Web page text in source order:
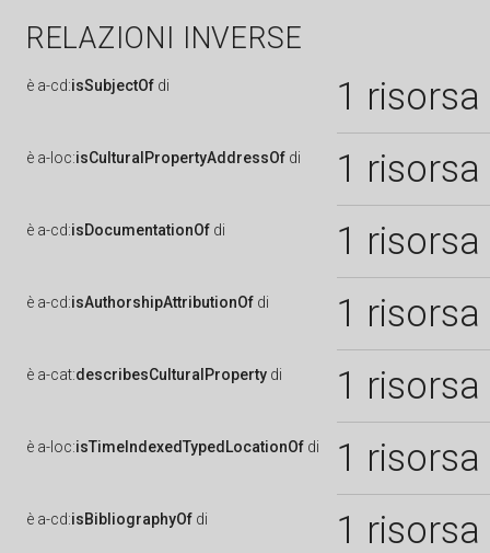
RELAZIONI INVERSE
è a-cd:isSubjectOf di 1 risorsa
è a-loc:isCulturalPropertyAddressOf di 1 risorsa
è a-cd:isDocumentationOf di 1 risorsa
è a-cd:isAuthorshipAttributionOf di 1 risorsa
è a-cat:describesCulturalProperty di 1 risorsa
è a-loc:isTimeIndexedTypedLocationOf di 1 risorsa
è a-cd:isBibliographyOf di 1 risorsa